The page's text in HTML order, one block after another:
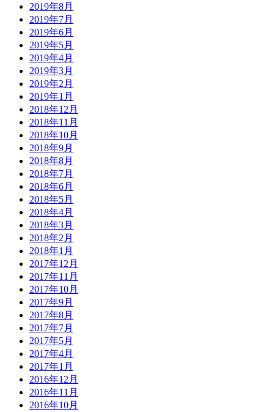
2019年8月
2019年7月
2019年6月
2019年5月
2019年4月
2019年3月
2019年2月
2019年1月
2018年12月
2018年11月
2018年10月
2018年9月
2018年8月
2018年7月
2018年6月
2018年5月
2018年4月
2018年3月
2018年2月
2018年1月
2017年12月
2017年11月
2017年10月
2017年9月
2017年8月
2017年7月
2017年5月
2017年4月
2017年1月
2016年12月
2016年11月
2016年10月